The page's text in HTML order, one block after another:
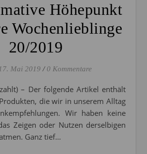
Höhepunkt
Wochenlieblinge
20/2019
17. Mai 2019 / 0 Kommentare
die wir in unserem Alltag
Wir haben keine
Zeigen oder Nutzen derselbigen
Ganz tief…